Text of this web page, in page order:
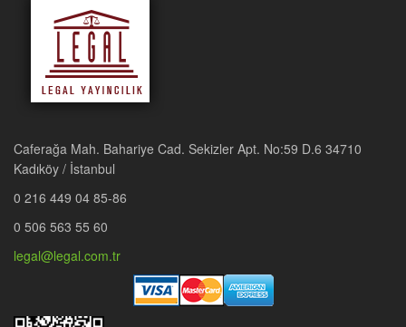
Caferağa Mah. Bahariye Cad. Sekizler Apt. No:59 D.6 34710
Kadıköy / İstanbul
0 216 449 04 85-86
0 506 563 55 60
legal@legal.com.tr